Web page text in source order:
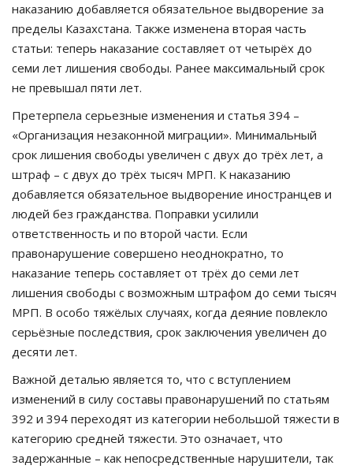
наказанию добавляется обязательное выдворение за
пределы Казахстана. Также изменена вторая часть
статьи: теперь наказание составляет от четырёх до
семи лет лишения свободы. Ранее максимальный срок
не превышал пяти лет.
Претерпела серьезные изменения и статья 394 –
«Организация незаконной миграции». Минимальный
срок лишения свободы увеличен с двух до трёх лет, а
штраф – с двух до трёх тысяч МРП. К наказанию
добавляется обязательное выдворение иностранцев и
людей без гражданства. Поправки усилили
ответственность и по второй части. Если
правонарушение совершено неоднократно, то
наказание теперь составляет от трёх до семи лет
лишения свободы с возможным штрафом до семи тысяч
МРП. В особо тяжёлых случаях, когда деяние повлекло
серьёзные последствия, срок заключения увеличен до
десяти лет.
Важной деталью является то, что с вступлением
изменений в силу составы правонарушений по статьям
392 и 394 переходят из категории небольшой тяжести в
категорию средней тяжести. Это означает, что
задержанные – как непосредственные нарушители, так